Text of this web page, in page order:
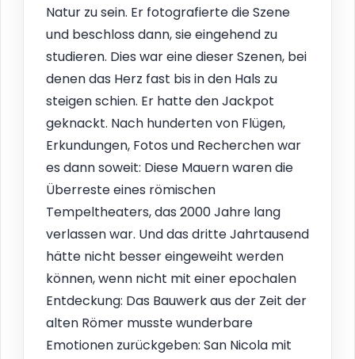
Natur zu sein. Er fotografierte die Szene
und beschloss dann, sie eingehend zu
studieren. Dies war eine dieser Szenen, bei
denen das Herz fast bis in den Hals zu
steigen schien. Er hatte den Jackpot
geknackt. Nach hunderten von Flügen,
Erkundungen, Fotos und Recherchen war
es dann soweit: Diese Mauern waren die
Überreste eines römischen
Tempeltheaters, das 2000 Jahre lang
verlassen war. Und das dritte Jahrtausend
hätte nicht besser eingeweiht werden
können, wenn nicht mit einer epochalen
Entdeckung: Das Bauwerk aus der Zeit der
alten Römer musste wunderbare
Emotionen zurückgeben: San Nicola mit